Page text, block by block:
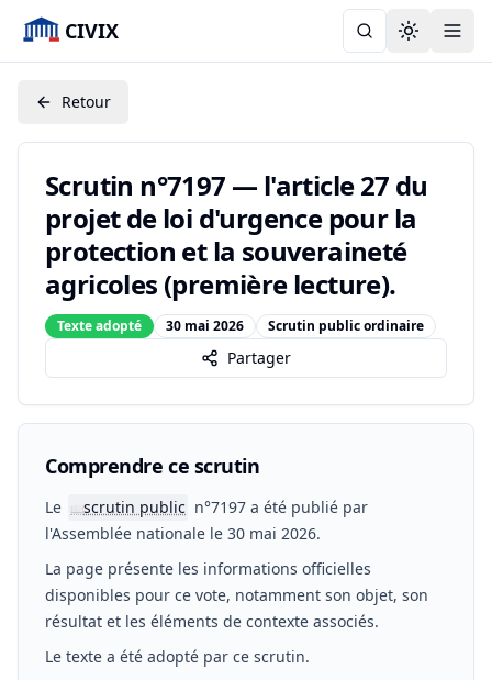
CIVIX Toggle
Retour
Scrutin n°7197 — l'article 27 du
projet de loi d'urgence pour la
protection et la souveraineté
agricoles (première lecture).
Texte adopté 30 mai 2026 Scrutin public ordinaire
Partager
Comprendre ce scrutin
Le 📖scrutin public n°7197 a été publié par
l'Assemblée nationale le 30 mai 2026.
La page présente les informations officielles
disponibles pour ce vote, notamment son objet, son
résultat et les éléments de contexte associés.
Le texte a été adopté par ce scrutin.